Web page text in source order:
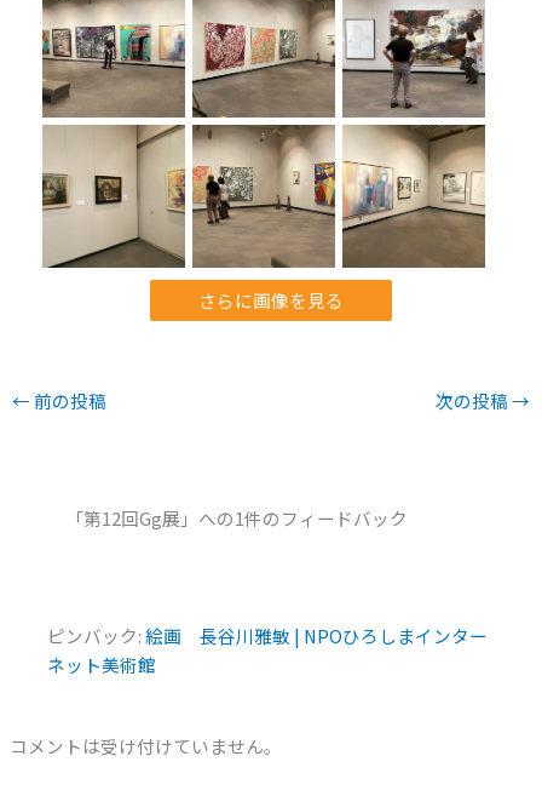
さらに画像を見る
← 前の投稿 次の投稿→
「第12回Gg展」への1件のフィードバック
ピンバック:絵画 長谷川雅敏 | NPOひろしまインター
ネット美術館
コメントは受け付けていません。